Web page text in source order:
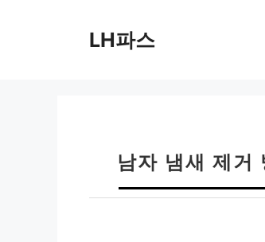
LH파스
남자 냄새 제거